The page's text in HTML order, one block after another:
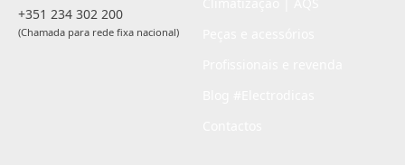
+351 234 302 200
(Chamada para rede fixa nacional)